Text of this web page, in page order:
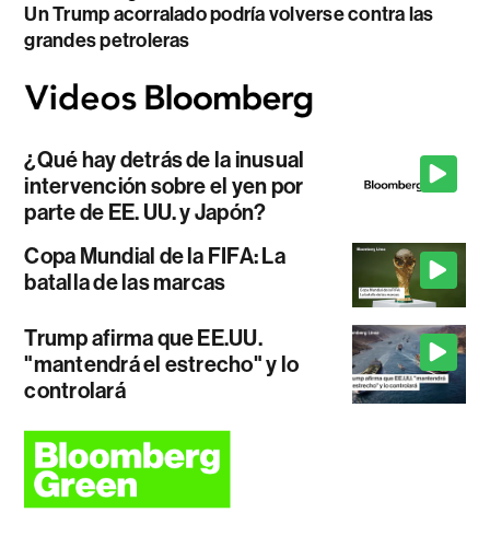
Un Trump acorralado podría volverse contra las
grandes petroleras
¿Qué hay detrás de la inusual
intervención sobre el yen por
parte de EE. UU. y Japón?
Copa Mundial de la FIFA: La
batalla de las marcas
Trump afirma que EE.UU.
"mantendrá el estrecho" y lo
controlará